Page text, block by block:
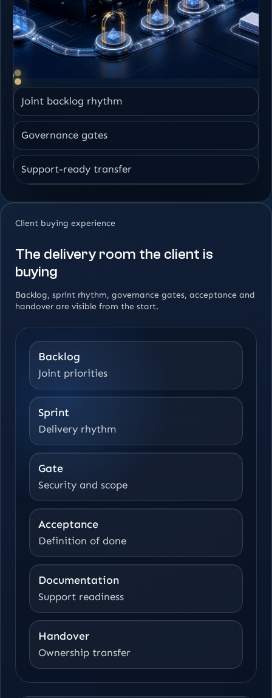
Joint backlog rhythm
Governance gates
Support-ready transfer
Client buying experience
The delivery room the client is
buying
Backlog, sprint rhythm, governance gates, acceptance and
handover are visible from the start.
Backlog
Joint priorities
Sprint
Delivery rhythm
Gate
Security and scope
Acceptance
Definition of done
Documentation
Support readiness
Handover
Ownership transfer